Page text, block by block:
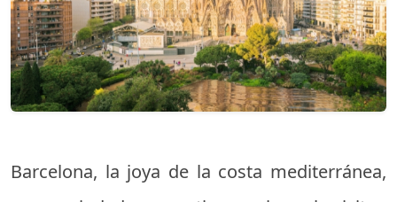
Barcelona, la joya de la costa mediterránea,